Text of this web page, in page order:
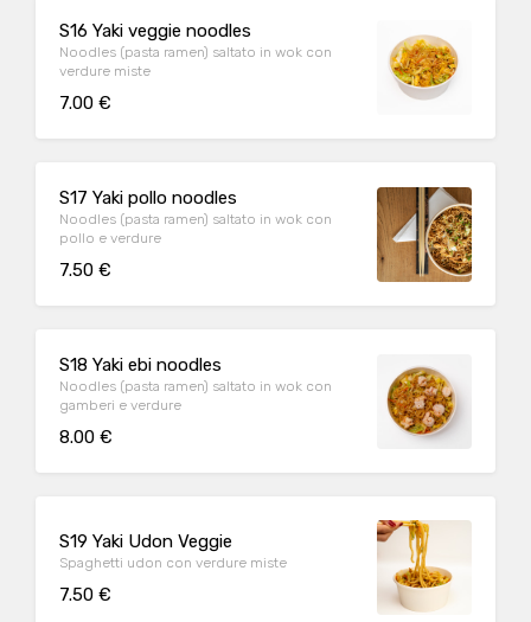
S16 Yaki veggie noodles
Noodles (pasta ramen) saltato in wok con
verdure miste
7.00 €
S17 Yaki pollo noodles
Noodles (pasta ramen) saltato in wok con
pollo e verdure
7.50 €
S18 Yaki ebi noodles
Noodles (pasta ramen) saltato in wok con
gamberi e verdure
8.00 €
S19 Yaki Udon Veggie
Spaghetti udon con verdure miste
7.50 €